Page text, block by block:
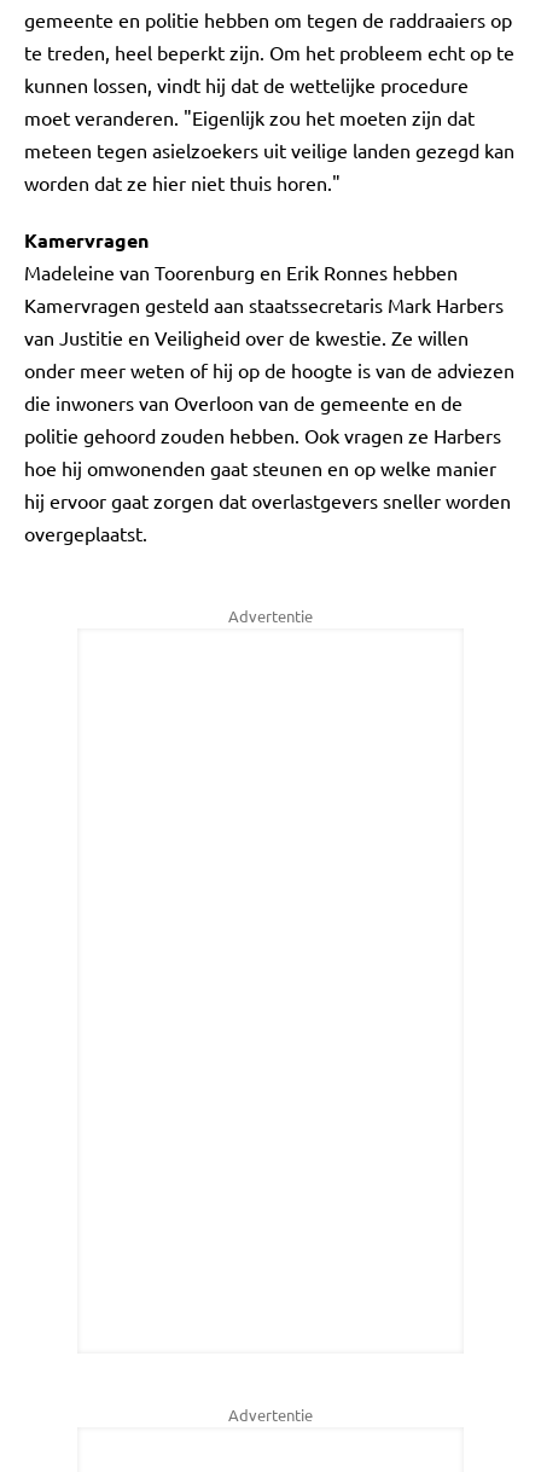
gemeente en politie hebben om tegen de raddraaiers op
te treden, heel beperkt zijn. Om het probleem echt op te
kunnen lossen, vindt hij dat de wettelijke procedure
moet veranderen. "Eigenlijk zou het moeten zijn dat
meteen tegen asielzoekers uit veilige landen gezegd kan
worden dat ze hier niet thuis horen."
Kamervragen
Madeleine van Toorenburg en Erik Ronnes hebben
Kamervragen gesteld aan staatssecretaris Mark Harbers
van Justitie en Veiligheid over de kwestie. Ze willen
onder meer weten of hij op de hoogte is van de adviezen
die inwoners van Overloon van de gemeente en de
politie gehoord zouden hebben. Ook vragen ze Harbers
hoe hij omwonenden gaat steunen en op welke manier
hij ervoor gaat zorgen dat overlastgevers sneller worden
overgeplaatst.
Advertentie
Advertentie